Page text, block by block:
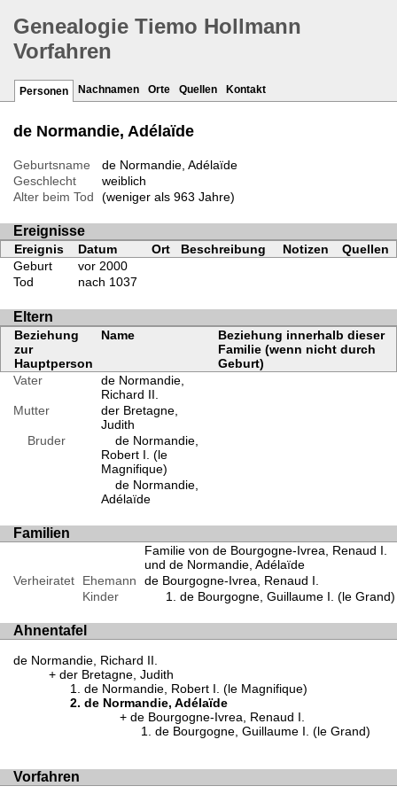
Genealogie Tiemo Hollmann
Vorfahren
Personen Nachnamen Orte Quellen Kontakt
de Normandie, Adélaïde
Geburtsname
de Normandie, Adélaïde
Geschlecht
weiblich
Alter beim Tod
(weniger als 963 Jahre)
Ereignisse
Ereignis Datum Ort Beschreibung Notizen
Quellen
Geburt
vor 2000
Tod
nach 1037
Eltern
Beziehung
zur
Hauptperson
Name
Beziehung innerhalb dieser
Familie (wenn nicht durch
Geburt)
Vater
de Normandie,
Richard II.
Mutter
der Bretagne,
Judith
Bruder
de Normandie,
Robert I. (le
Magnifique)
de Normandie,
Adélaïde
Familien
Familie von de Bourgogne-Ivrea, Renaud I.
und de Normandie, Adélaïde
Verheiratet
Ehemann
de Bourgogne-Ivrea, Renaud I.
Kinder
de Bourgogne, Guillaume I. (le Grand)
Ahnentafel
de Normandie, Richard II.
der Bretagne, Judith
de Normandie, Robert I. (le Magnifique)
de Normandie, Adélaïde
de Bourgogne-Ivrea, Renaud I.
de Bourgogne, Guillaume I. (le Grand)
Vorfahren